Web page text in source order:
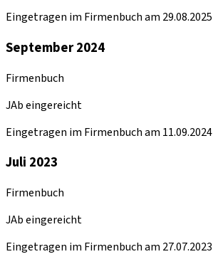
Eingetragen im Firmenbuch am 29.08.2025
September 2024
Firmenbuch
JAb eingereicht
Eingetragen im Firmenbuch am 11.09.2024
Juli 2023
Firmenbuch
JAb eingereicht
Eingetragen im Firmenbuch am 27.07.2023